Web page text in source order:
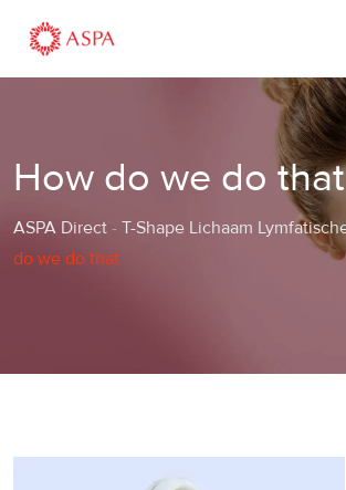
content
How do we do that
ASPA Direct - T-Shape Lichaam
do we do that